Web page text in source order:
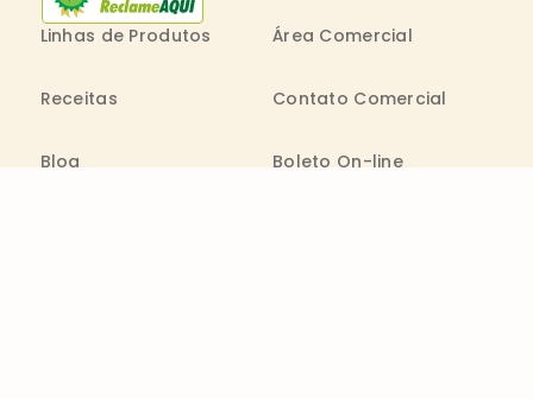
Linhas de Produtos Área Comercial
Receitas Contato Comercial
Blog Boleto On-line